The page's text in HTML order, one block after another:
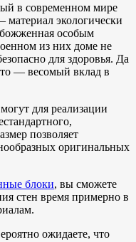
в современном мире
материал экологически
особым
из них доме не
для здоровья. Да
— весомый вклад в
для реализации
позволяет
оригинальных
блоки, вы сможете
стен время примерно в
ожидаете, что